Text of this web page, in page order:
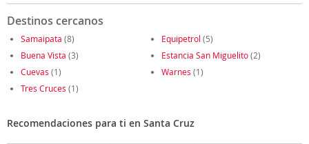
Destinos cercanos
Samaipata (8) Equipetrol (5)
Buena Vista (3) Estancia San Miguelito(2)
Cuevas (1) Warnes (1)
Tres Cruces (1)
Recomendaciones para ti en Santa Cruz